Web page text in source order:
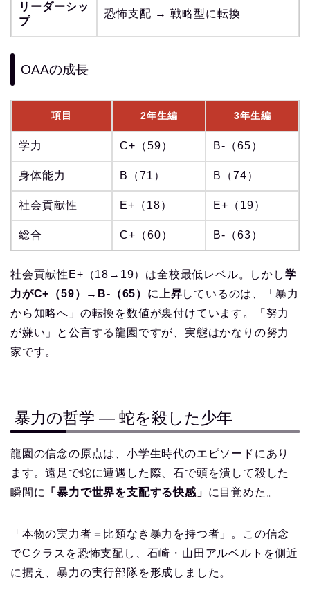
リーダーシッ
プ
恐怖支配 → 戦略型に転換
OAAの成長
項目 2年生編 3年生編
学力 C+（59） B-（65）
身体能力 B（71） B（74）
社会貢献性 E+（18） E+（19）
総合 C+（60） B-（63）
社会貢献性E+（18→19）は全校最低レベル。しかし学
力がC+（59）→B-（65）に上昇しているのは、「暴力
から知略へ」の転換を数値が裏付けています。「努力
が嫌い」と公言する龍園ですが、実態はかなりの努力
家です。
暴力の哲学 ― 蛇を殺した少年
龍園の信念の原点は、小学生時代のエピソードにあり
ます。遠足で蛇に遭遇した際、石で頭を潰して殺した
瞬間に
「暴力で世界を支配する快感」 に目覚めた。
「本物の実力者＝比類なき暴力を持つ者」。この信念
でCクラスを恐怖支配し、石崎・山田アルベルトを側近
に据え、暴力の実行部隊を形成しました。